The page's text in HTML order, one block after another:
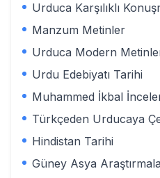
Urduca Karşılıklı
Manzum Metinler
Urduca Modern
Urdu Edebiyatı Tarihi
Muhammed İkbal
Türkçeden Urducaya
Hindistan Tarihi
Güney Asya